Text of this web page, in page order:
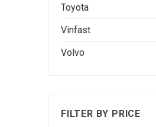
Toyota
Vinfast
Volvo
FILTER BY PRICE